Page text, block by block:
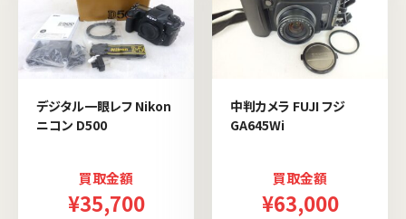
デジタル一眼レフ Nikon
ニコン D500
買取金額
¥35,700
中判カメラ FUJI フジ
GA645Wi
買取金額
¥63,000